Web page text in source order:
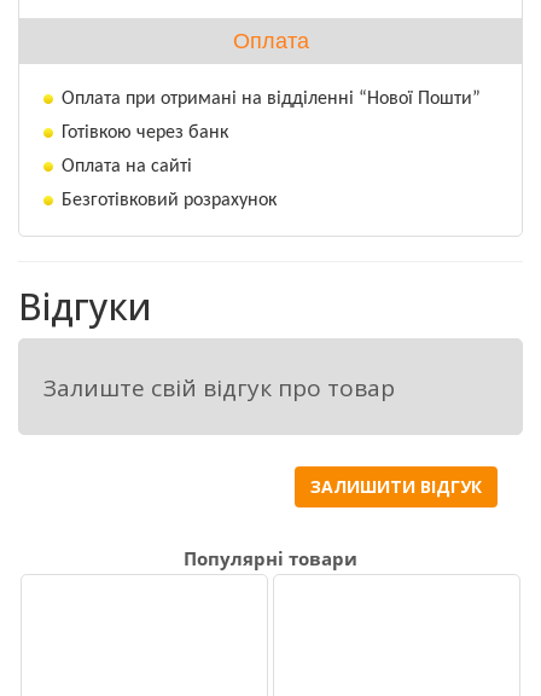
6460/2800/3300
Шини 16,5/70-18
Гальма  406х140 Колодочні, барабанного
типу
Привід гальма
Робочої тормозної системи
Пневматичний однопровідний
Електрообладнання Виконане по
Оплата
Оплата при отримані на відділенні “Нової Пошти”
Готівкою через банк
Оплата на сайті
Безготівковий розрахунок
Відгуки
Залиште свій відгук про товар
ЗАЛИШИТИ ВІДГУК
Популярні товари